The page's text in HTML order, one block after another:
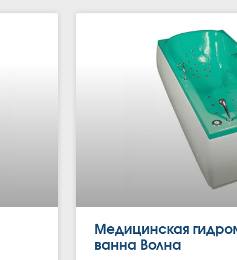
Медицинская
ванна Волна